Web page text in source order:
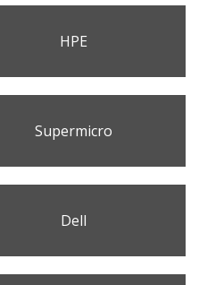
HPE
Supermicro
Dell